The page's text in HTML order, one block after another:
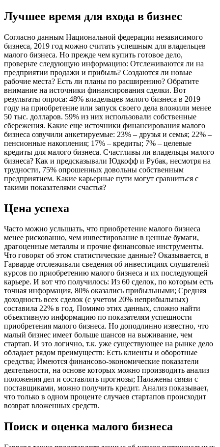
Лучшее время для входа в бизнес
Согласно данным Национальной федерации независимого
бизнеса, 2019 год можно считать успешным для владельцев
малого бизнеса. Но прежде чем купить готовое дело,
проверьте следующую информацию: Отслеживаются ли на
предприятии продажи и прибыль? Создаются ли новые
рабочие места? Есть ли планы по расширению? Обратите
внимание на источники финансирования сделки. Вот
результаты опроса: 48% владельцев малого бизнеса в 2019
году на приобретение или запуск своего дела вложили менее
50 тыс. долларов. 59% из них использовали собственные
сбережения. Какие еще источники финансирования малого
бизнеса озвучили анкетируемые: 23% – друзья и семья; 22% –
пенсионные накопления; 17% – кредиты; 7% – целевые
кредиты для малого бизнеса. Счастливы ли владельцы малого
бизнеса? Как и предсказывали Юдкофф и Рубак, несмотря на
трудности, 75% опрошенных довольны собственным
предприятием. Какие карьерные пути могут сравниться с
такими показателями счастья?
Цена успеха
Часто можно услышать, что приобретение малого бизнеса
менее рискованно, чем инвестирование в ценные бумаги,
драгоценные металлы и прочие финансовые инструменты.
Что говорят об этом статистические данные? Оказывается, в
Гарварде отслеживали сведения об инвестициях слушателей
курсов по приобретению малого бизнеса и их последующей
карьере. И вот что получилось: Из 60 сделок, по которым есть
точная информация, 80% оказались прибыльными; Средняя
доходность всех сделок (с учетом 20% неприбыльных)
составила 22% в год. Помимо этих данных, сложно найти
объективную информацию по показателям успешности
приобретения малого бизнеса. Но доподлинно известно, что
малый бизнес имеет больше шансов на выживание, чем
стартап. И это логично, т.к. уже существующее на рынке дело
обладает рядом преимуществ: Есть клиенты и оборотные
средства; Имеются финансово-экономические показатели
деятельности, на основе которых можно производить анализ
положения дел и составлять прогнозы; Налажены связи с
поставщиками, можно получить кредит. Анализ показывает,
что только в одном проценте случаев стартапов происходит
возврат вложенных средств.
Поиск и оценка малого бизнеса